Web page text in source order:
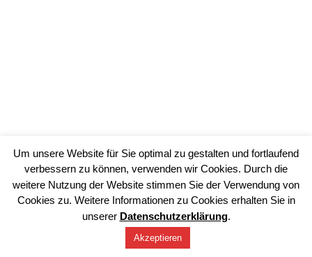
Um unsere Website für Sie optimal zu gestalten und fortlaufend
verbessern zu können, verwenden wir Cookies. Durch die
weitere Nutzung der Website stimmen Sie der Verwendung von
Cookies zu. Weitere Informationen zu Cookies erhalten Sie in
unserer Datenschutzerklärung.
Akzeptieren